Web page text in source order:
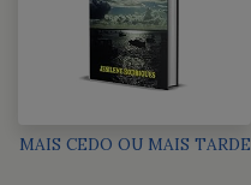
MAIS CEDO OU MAIS TARDE